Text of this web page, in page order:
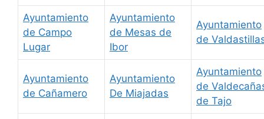
Ayuntamiento
de Campo
Lugar
Ayuntamiento
de Mesas de
Ibor
Ayuntamiento
de
Ayuntamiento
de Cañamero
Ayuntamiento
De Miajadas
Ayuntamiento
de
de Tajo